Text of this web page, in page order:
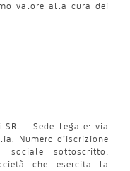
valore alla cura dei
- Sede Legale: via
Numero d’iscrizione
sociale sottoscritto:
che esercita la